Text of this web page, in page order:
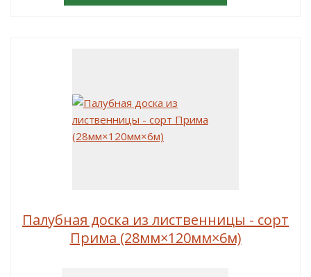
Палубная доска из лиственницы - сорт
Прима (28мм×120мм×6м)